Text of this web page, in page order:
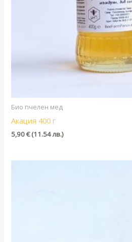
Био пчелен мед
Акация 400 г
5,90€(11.54 лв.)